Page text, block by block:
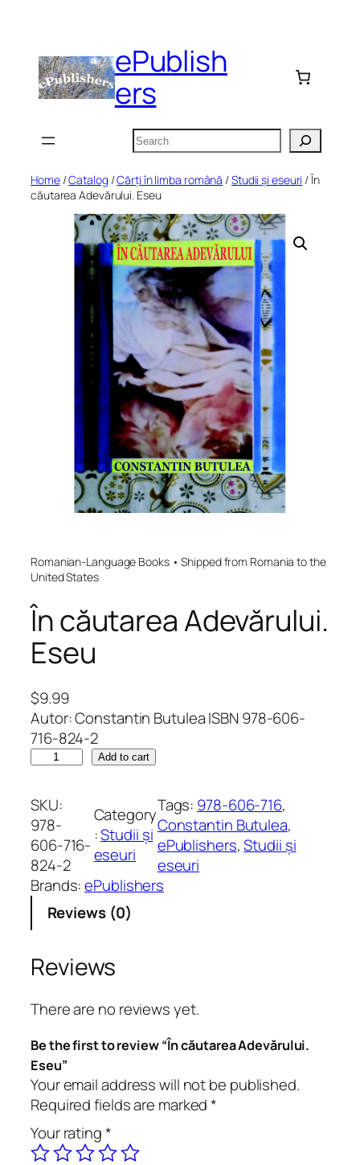
content
ePublish
ers
Search
Home/Catalog/Cărți în limba română /Studii și eseuri / În
căutarea Adevărului. Eseu
Romanian-Language Books • Shipped from Romania to the
United States
În căutarea Adevărului.
Eseu
$9.99
Autor: Constantin Butulea ISBN 978-606-
716-824-2
c
ă
u
t
a
r
A
d
e
v
ă
r
u
l
i
.
Add to cart
SKU:
978-
606-716-
824-2
Category
:Studii și
eseuri
Tags: 978-606-716
Constantin Butulea
ePublishers, Studii și
eseuri
Brands:ePublishers
Reviews (0)
Reviews
There are no reviews yet.
Be the first to review “În căutarea Adevărului.
Eseu”
Your email address will not be published.
Required fields are marked*
Your rating*